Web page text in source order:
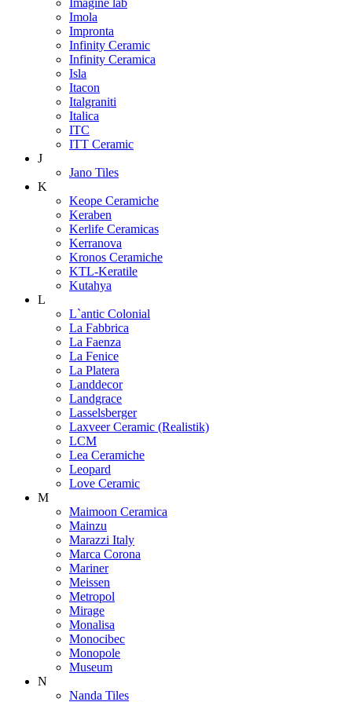
Imola
Impronta
Infinity Ceramic
Infinity Ceramica
Isla
Itacon
Italgraniti
Italica
ITC
ITT Ceramic
J
Jano Tiles
K
Keope Ceramiche
Keraben
Kerlife Ceramicas
Kerranova
Kronos Ceramiche
KTL-Keratile
Kutahya
L
L`antic Colonial
La Fabbrica
La Faenza
La Fenice
La Platera
Landdecor
Landgrace
Lasselsberger
Laxveer Ceramic (Realistik)
LCM
Lea Ceramiche
Leopard
Love Ceramic
M
Maimoon Ceramica
Mainzu
Marazzi Italy
Marca Corona
Mariner
Meissen
Metropol
Mirage
Monalisa
Monocibec
Monopole
Museum
N
Nanda Tiles